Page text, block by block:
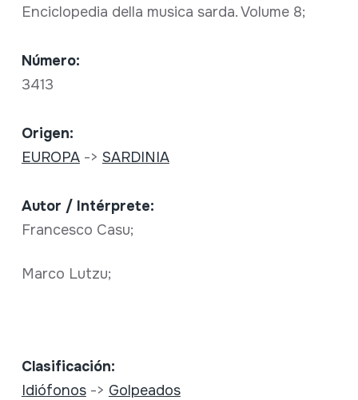
Enciclopedia della musica sarda. Volume 8;
Número:
3413
Origen:
EUROPA-> SARDINIA
Autor / Intérprete:
Francesco Casu;
Marco Lutzu;
Clasificación:
Idiófonos-> Golpeados